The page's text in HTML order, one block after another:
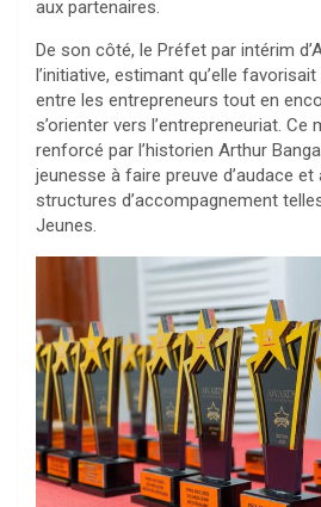
aux partenaires.
De son côté, le Préfet par intérim
l’initiative, estimant qu’elle
entre les entrepreneurs tout en
s’orienter vers l’entrepreneuriat. Ce
renforcé par l’historien Arthur
jeunesse à faire preuve d’audace
structures d’accompagnement
Jeunes.